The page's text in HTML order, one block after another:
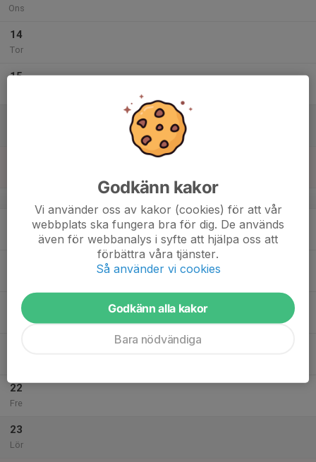
Ons
14
Tor
15
Fotbollsträning Herrar
20
Ons
Fotbollsträning Herrar
22
Fre
23
Lör
Godkänn kakor
Vi använder oss av kakor (cookies) för att vår
webbplats ska fungera bra för dig. De används
även för webbanalys i syfte att hjälpa oss att
förbättra våra tjänster.
Så använder vi cookies
Godkänn alla kakor
Bara nödvändiga